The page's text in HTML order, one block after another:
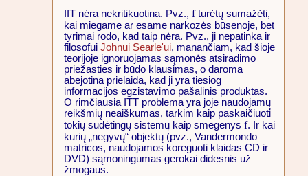
IIT nėra nekritikuotina. Pvz., fturėtų sumažėti,
kai miegame ar esame narkozės būsenoje, bet
tyrimai rodo, kad taip nėra. Pvz., ji nepatinka ir
filosofui Johnui Searle'ui, manančiam, kad šioje
teorijoje ignoruojamas sąmonės atsiradimo
priežasties ir būdo klausimas, o daroma
abejotina prielaida, kad ji yra tiesiog
informacijos egzistavimo pašalinis produktas.
O rimčiausia ITT problema yra joje naudojamų
reikšmių neaiškumas, tarkim kaip paskaičiuoti
tokių sudėtingų sistemų kaip smegenys f. Ir kai
kurių „negyvų“ objektų (pvz., Vandermondo
matricos, naudojamos koreguoti klaidas CD ir
DVD) sąmoningumas gerokai didesnis už
žmogaus.